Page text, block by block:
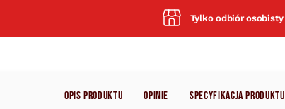
Tylko odbiór osobisty
Opis produktu Opinie Specyfikacja produktu